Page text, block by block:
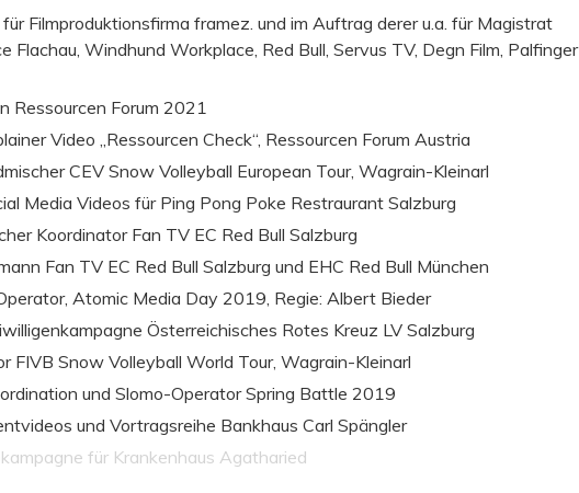
Filmproduktionsfirma framez. und im Auftrag derer u.a. für Magistrat
Flachau, Windhund Workplace, Red Bull, Servus TV, Degn Film, Palfinger
Ressourcen Forum 2021
Video „Ressourcen Check“, Ressourcen Forum Austria
CEV Snow Volleyball European Tour, Wagrain-Kleinarl
Media Videos für Ping Pong Poke Restraurant Salzburg
Koordinator Fan TV EC Red Bull Salzburg
Fan TV EC Red Bull Salzburg und EHC Red Bull München
Atomic Media Day 2019, Regie: Albert Bieder
Österreichisches Rotes Kreuz LV Salzburg
FIVB Snow Volleyball World Tour, Wagrain-Kleinarl
und Slomo-Operator Spring Battle 2019
und Vortragsreihe Bankhaus Carl Spängler
für Krankenhaus Agatharied